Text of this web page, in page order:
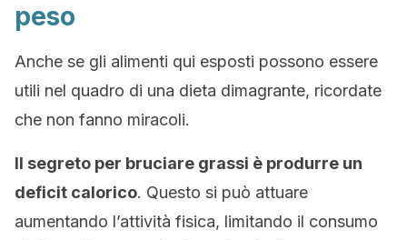
peso
Anche se gli alimenti qui esposti possono essere
utili nel quadro di una dieta dimagrante, ricordate
che non fanno miracoli.
Il segreto per bruciare grassi è produrre un
deficit calorico. Questo si può attuare
aumentando l’attività fisica, limitando il consumo